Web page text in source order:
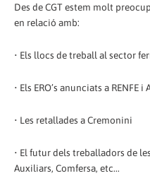
Des de CGT estem molt
en relació amb:
• Els llocs de treball al sector
• Els ERO’s anunciats a RENFE i
• Les retallades a Cremonini
• El futur dels treballadors de
Auxiliars, Comfersa, etc...